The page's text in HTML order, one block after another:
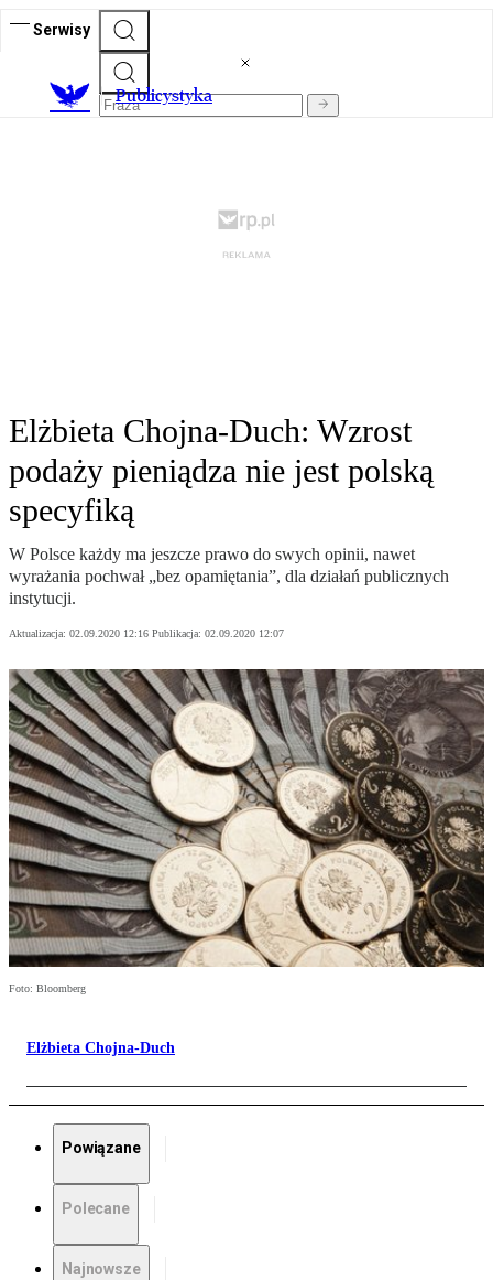
Serwisy
Publicystyka
Elżbieta Chojna-Duch: Wzrost
podaży pieniądza nie jest polską
specyfiką
W Polsce każdy ma jeszcze prawo do swych opinii, nawet
wyrażania pochwał „bez opamiętania”, dla działań publicznych
instytucji.
Aktualizacja: 02.09.2020 12:16 Publikacja: 02.09.2020 12:07
Foto: Bloomberg
Elżbieta Chojna-Duch
Powiązane
Polecane
Najnowsze